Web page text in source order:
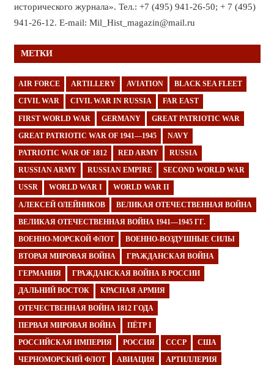
исторического журнала». Тел.: +7 (495) 941-26-50; + 7 (495)
941-26-12. E-mail: Mil_Hist_magazin@mail.ru
МЕТКИ
AIR FORCE ARTILLERY AVIATION BLACK SEA FLEET
CIVIL WAR CIVIL WAR IN RUSSIA FAR EAST
FIRST WORLD WAR GERMANY GREAT PATRIOTIC WAR
GREAT PATRIOTIC WAR OF 1941—1945 NAVY
PATRIOTIC WAR OF 1812 RED ARMY RUSSIA
RUSSIAN ARMY RUSSIAN EMPIRE SECOND WORLD WAR
USSR WORLD WAR I WORLD WAR II
АЛЕКСЕЙ ОЛЕЙНИКОВ ВЕЛИКАЯ ОТЕЧЕСТВЕННАЯ ВОЙНА
ВЕЛИКАЯ ОТЕЧЕСТВЕННАЯ ВОЙНА 1941—1945 ГГ.
ВОЕННО-МОРСКОЙ ФЛОТ ВОЕННО-ВОЗДУШНЫЕ СИЛЫ
ВТОРАЯ МИРОВАЯ ВОЙНА ГРАЖДАНСКАЯ ВОЙНА
ГЕРМАНИЯ ГРАЖДАНСКАЯ ВОЙНА В РОССИИ
ДАЛЬНИЙ ВОСТОК КРАСНАЯ АРМИЯ
ОТЕЧЕСТВЕННАЯ ВОЙНА 1812 ГОДА
ПЕРВАЯ МИРОВАЯ ВОЙНА ПЁТР I
РОССИЙСКАЯ ИМПЕРИЯ РОССИЯ СССР США
ЧЕРНОМОРСКИЙ ФЛОТ АВИАЦИЯ АРТИЛЛЕРИЯ